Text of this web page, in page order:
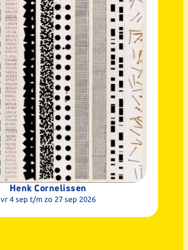
Henk Cornelissen
vr 4 sep t/m zo 27 sep 2026